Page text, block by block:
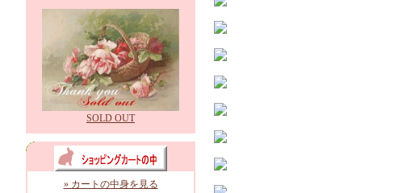
SOLD OUT
» カートの中身を見る